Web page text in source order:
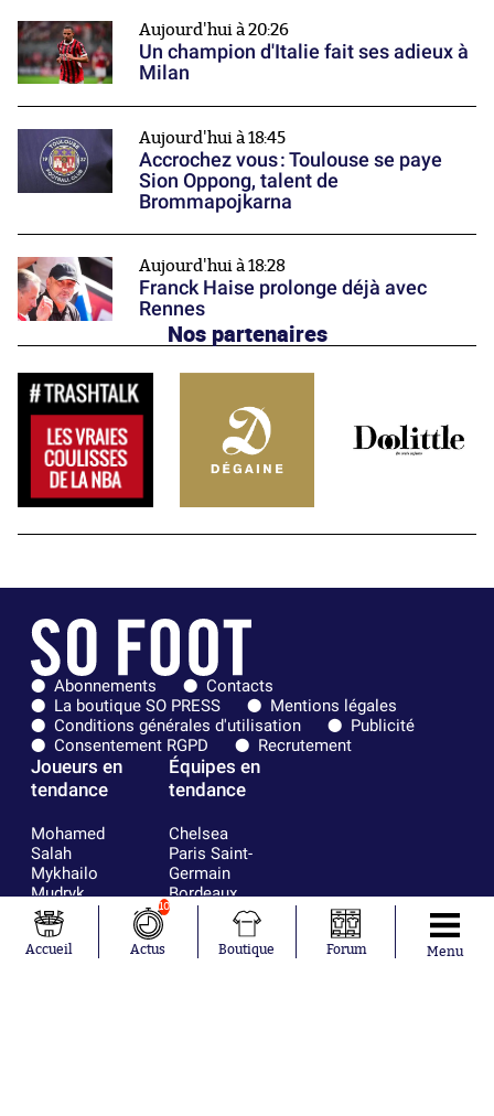
Aujourd'hui à 20:26
Un champion d'Italie fait ses adieux à
Milan
Aujourd'hui à 18:45
Accrochez vous : Toulouse se paye
Sion Oppong, talent de
Brommapojkarna
Aujourd'hui à 18:28
Franck Haise prolonge déjà avec
Rennes
Nos partenaires
Abonnements
Contacts
La boutique SO PRESS
Mentions légales
Conditions générales d'utilisation
Publicité
Consentement RGPD
Recrutement
Joueurs en
tendance
Mohamed
Salah
Mykhailo
Mudryk
Neymar
Khalis Merah
Loïs Openda
Équipes en
tendance
Chelsea
Paris Saint-
Germain
Bordeaux
Olympique
Accueil
10
Actus Boutique Forum Menu